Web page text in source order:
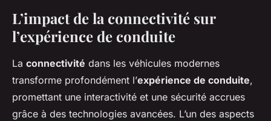
L’impact de la connectivité sur
l’expérience de conduite
La connectivité dans les véhicules modernes
transforme profondément l’expérience de conduite,
promettant une interactivité et une sécurité accrues
grâce à des technologies avancées. L’un des aspects